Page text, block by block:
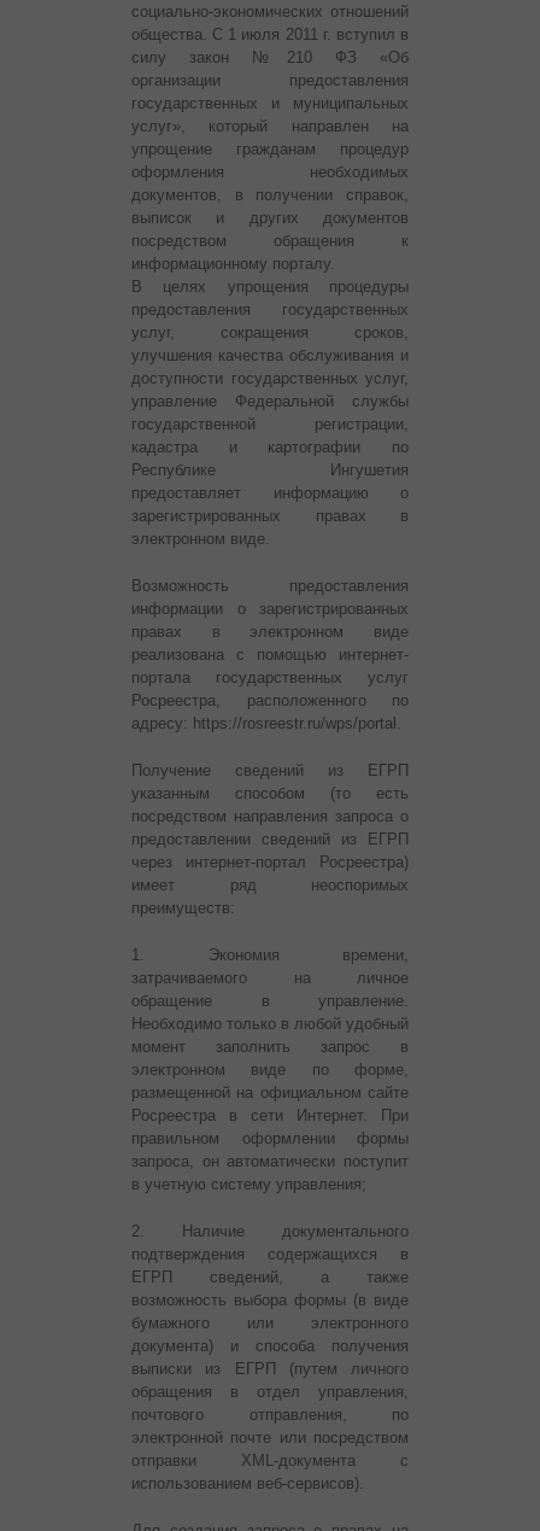
социально-экономических отношений
общества. С 1 июля 2011 г. вступил в
силу закон №210 ФЗ «Об
организации предоставления
государственных и муниципальных
услуг», который направлен на
упрощение гражданам процедур
оформления необходимых
документов, в получении справок,
выписок и других документов
посредством обращения к
информационному порталу.
В целях упрощения процедуры
предоставления государственных
услуг, сокращения сроков,
улучшения качества обслуживания и
доступности государственных услуг,
управление Федеральной службы
государственной регистрации,
кадастра и картографии по
Республике Ингушетия
предоставляет информацию о
зарегистрированных правах в
электронном виде.
Возможность предоставления
информации о зарегистрированных
правах в электронном виде
реализована с помощью интернет-
портала государственных услуг
Росреестра, расположенного по
адресу: https://rosreestr.ru/wps/portal.
Получение сведений из ЕГРП
указанным способом (то есть
посредством направления запроса о
предоставлении сведений из ЕГРП
через интернет-портал Росреестра)
имеет ряд неоспоримых
преимуществ:
1. Экономия времени,
затрачиваемого на личное
обращение в управление.
Необходимо только в любой удобный
момент заполнить запрос в
электронном виде по форме,
размещенной на официальном сайте
Росреестра в сети Интернет. При
правильном оформлении формы
запроса, он автоматически поступит
в учетную систему управления;
2. Наличие документального
подтверждения содержащихся в
ЕГРП сведений, а также
возможность выбора формы (в виде
бумажного или электронного
документа) и способа получения
выписки из ЕГРП (путем личного
обращения в отдел управления,
почтового отправления, по
электронной почте или посредством
отправки XML-документа с
использованием веб-сервисов).